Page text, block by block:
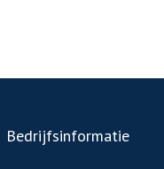
Bedrijfsinformatie